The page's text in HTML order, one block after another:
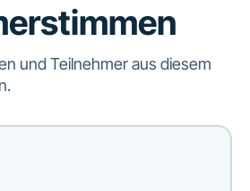
und Teilnehmer aus diesem